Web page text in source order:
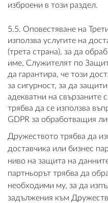
изброени в този раздел.
5.5. Оповестяване на
използва услугите на
(трета страна), за да
име, Служителят по
да гарантира, че този
за сигурност, за да
адекватни на свързаните
трябва да се използва
GDPR за обработващия
Дружеството трябва да
доставчика или бизнес
ниво на защита на
партньорът трябва да
необходими му, за да
задължения към